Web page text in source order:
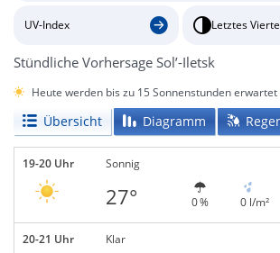
UV-Index Letztes
Stündliche Vorhersage Sol’-Iletsk
Heute werden bis zu 15 Sonnenstunden erwartet
Übersicht Diagramm
19-20 Uhr Sonnig
27° 0 % 0 l/m²
20-21 Uhr Klar